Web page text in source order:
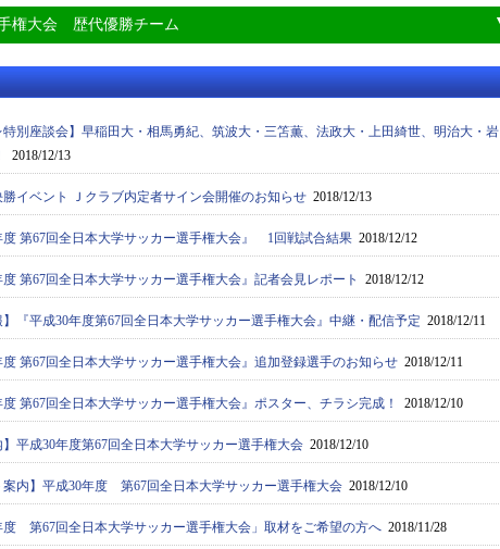
権大会 歴代優勝チーム
特別座談会】早稲田大・相馬勇紀、筑波大・三笘薫、法政大・上田綺世、明治大・岩
2018/12/13
勝イベント Ｊクラブ内定者サイン会開催のお知らせ 2018/12/13
度 第67回全日本大学サッカー選手権大会』 1回戦試合結果 2018/12/12
度 第67回全日本大学サッカー選手権大会』記者会見レポート 2018/12/12
】『平成30年度第67回全日本大学サッカー選手権大会』中継・配信予定 2018/12/11
度 第67回全日本大学サッカー選手権大会』追加登録選手のお知らせ 2018/12/11
度 第67回全日本大学サッカー選手権大会』ポスター、チラシ完成！ 2018/12/10
】平成30年度第67回全日本大学サッカー選手権大会 2018/12/10
案内】平成30年度 第67回全日本大学サッカー選手権大会 2018/12/10
度 第67回全日本大学サッカー選手権大会」取材をご希望の方へ 2018/11/28